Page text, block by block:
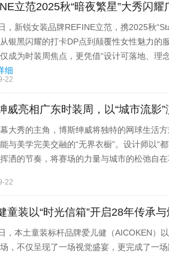
立范2025秋“暗夜繁星”大秀闪耀
，新锐女装品牌REFINE立范，携2025秋
银黑闪耀的打卡DP点到颠覆性女性魅力的
成为时装周焦点，更凭借“设计可落地、理
细
22
威亮相广东时装周，以“城市流影
大秀的主角，博斯绅威将独特的网球生活
与美学完美交融的“无界衣橱”。设计师以“
洒的节奏，将赛场的力量与城市的松弛自在
22
童装以“时光信箱”开启28年传承
，本土童装标杆品牌爱儿健（AICOKEN）
，不仅呈现了一场视觉盛宴，更完成了一